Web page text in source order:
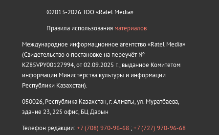
©2013-2026 ТОО «Ratel Media»
Правила использования материалов
Международное информационное агентство «Ratel Media»
(Свидетельство о постановке на переучёт №
KZ85VPY00127994, от 02.09.2025 г., выданное Комитетом
информации Министерства культуры и информации
Республики Казахстан).
050026, Республика Казахстан, г. Алматы, ул. Муратбаева,
здание 23, 225 офис, БЦ Дарын
Телефон редакции:+7 (708) 970-96-68 ;+7 (727) 970-96-68